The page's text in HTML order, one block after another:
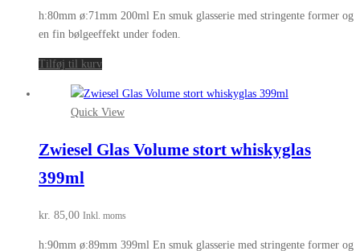
h:80mm ø:71mm 200ml En smuk glasserie med stringente former og
en fin bølgeeffekt under foden.
Tilføj til kurv
Quick View
Zwiesel Glas Volume stort whiskyglas
399ml
kr. 85,00 Inkl. moms
h:90mm ø:89mm 399ml En smuk glasserie med stringente former og